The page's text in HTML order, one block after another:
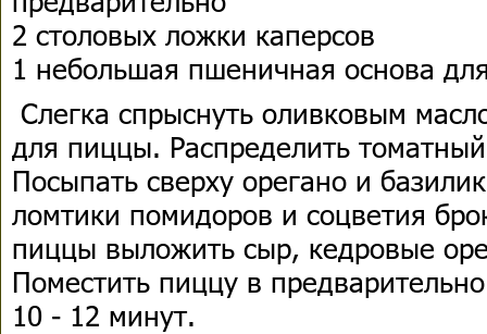
2 столовых ложки каперсов
1 небольшая пшеничная основа
Слегка спрыснуть оливковым
для пиццы. Распределить
Посыпать сверху орегано и
ломтики помидоров и соцветия
пиццы выложить сыр, кедровые
Поместить пиццу в
10 - 12 минут.